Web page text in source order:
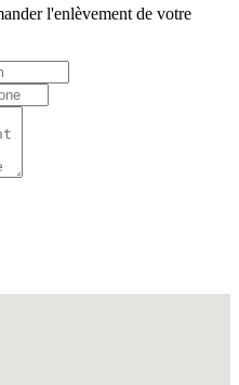
l'enlèvement de votre